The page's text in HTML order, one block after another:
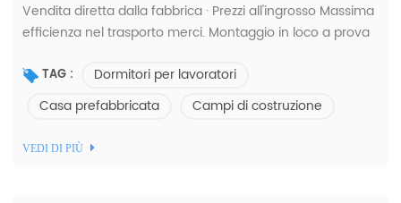
Vendita diretta dalla fabbrica · Prezzi all'ingrosso Massima
efficienza nel trasporto merci. Montaggio in loco a prova
nostra casa contai...
TAG :
Dormitori per lavoratori
Casa prefabbricata
Campi di costruzione
VEDI DI PIÙ